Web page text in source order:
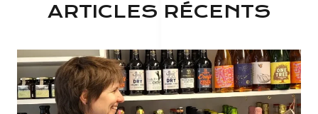
ARTICLES RÉCENTS